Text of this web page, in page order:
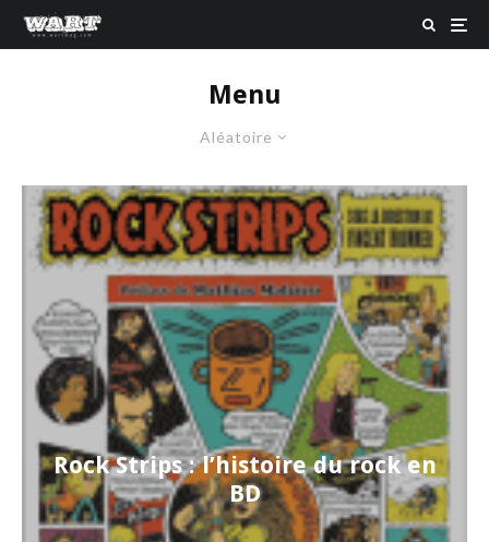
Menu
Aléatoire
Rock Strips : l’histoire du rock en
BD